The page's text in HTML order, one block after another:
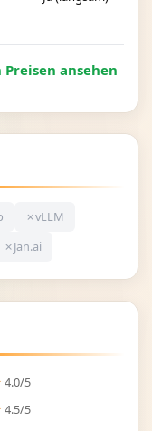
ansehen
✗vLLM
✗Jan.ai
4.0/5
4.5/5